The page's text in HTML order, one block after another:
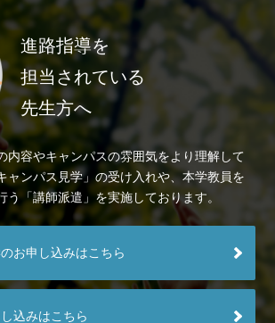
進路指導を
担当されている
先生方へ
内容やキャンパスの雰囲気をより理解して
ャンパス見学」の受け入れや、本学教員を
う「講師派遣」を実施しております。
お申し込みはこちら
込みはこちら